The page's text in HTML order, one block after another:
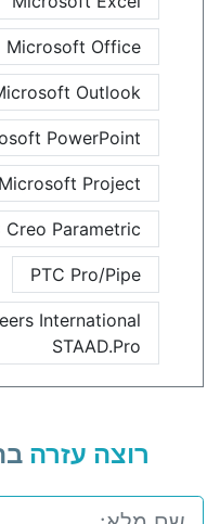
Microsoft Office
Outlook
PowerPoint
Microsoft Project
Creo Parametric
PTC Pro/Pipe
International
STAAD.Pro
רוצה עזרה